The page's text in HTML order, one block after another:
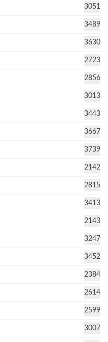
3051
3489
3630
2723
2856
3013
3443
3667
3739
2142
2815
3413
2143
3247
3452
2384
2614
2599
3007